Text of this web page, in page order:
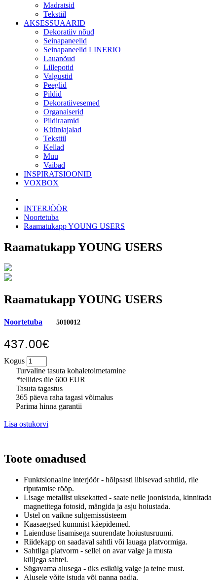
Madratsid
Tekstiil
AKSESSUAARID
Dekoratiiv nõud
Seinapaneelid
Seinapaneelid LINERIO
Lauanõud
Lillepotid
Valgustid
Peeglid
Pildid
Dekoratiivesemed
Organaiserid
Pildiraamid
Küünlajalad
Tekstiil
Kellad
Muu
Vaibad
INSPIRATSIOONID
VOXBOX
INTERJÖÖR
Noortetuba
Raamatukapp YOUNG USERS
Raamatukapp YOUNG USERS
Raamatukapp YOUNG USERS
Noortetuba 5010012
437.00€
Kogus
Turvaline tasuta kohaletoimetamine
*tellides üle 600 EUR
Tasuta tagastus
365 päeva raha tagasi võimalus
Parima hinna garantii
Lisa ostukorvi
Toote omadused
Funktsionaalne interjöör - hõlpsasti libisevad sahtlid, riie
riputamise rööp.
Lisage metallist uksekatted - saate neile joonistada, kinnitada
magnetitega fotosid, mängida ja asju hoiustada.
Ustel on vaikne sulgemissüsteem
Kaasaegsed kummist käepidemed.
Laienduse lisamisega suurendate hoiustusruumi.
Riidekapp on saadaval sahtli või lauaga platvormiga.
Sahtliga platvorm - sellel on avar valge ja musta
küljega sahtel.
Sügavama alusega - üks esikülg valge ja teine ​​must.
Alusele võite istuda või panna padja.